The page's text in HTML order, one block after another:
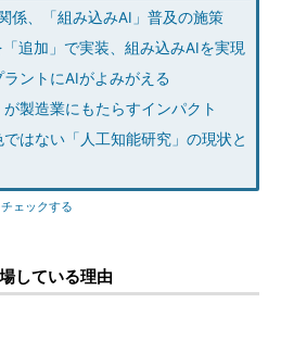
係、「組み込みAI」普及の施策
追加」で実装、組み込みAIを実現
ントにAIがよみがえる
製造業にもたらすインパクト
はない「人工知能研究」の現状と
ェックする
している理由